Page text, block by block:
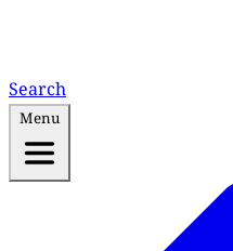
Search
Menu